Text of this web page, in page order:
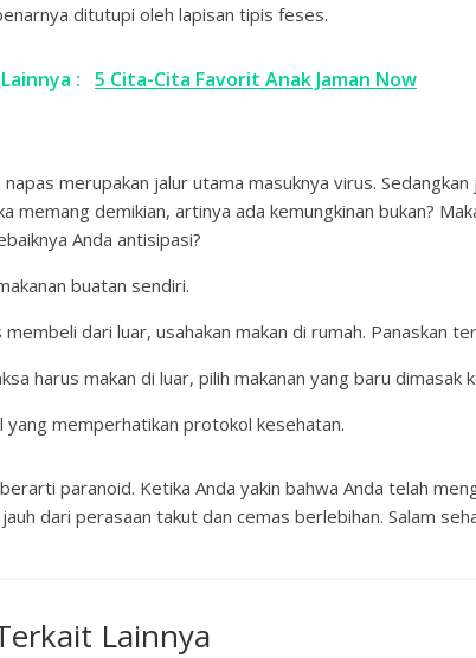
ditutupi oleh lapisan tipis feses.
: 5 Cita-Cita Favorit Anak Jaman Now
merupakan jalur utama masuknya virus.
memang demikian, artinya ada kemungkinan bukan?
Anda antisipasi?
buatan sendiri.
membeli dari luar, usahakan makan di rumah. Panaskan
harus makan di luar, pilih makanan yang baru dimasak
yang memperhatikan protokol kesehatan.
paranoid. Ketika Anda yakin bahwa Anda telah
dari perasaan takut dan cemas berlebihan. Salam
Lainnya